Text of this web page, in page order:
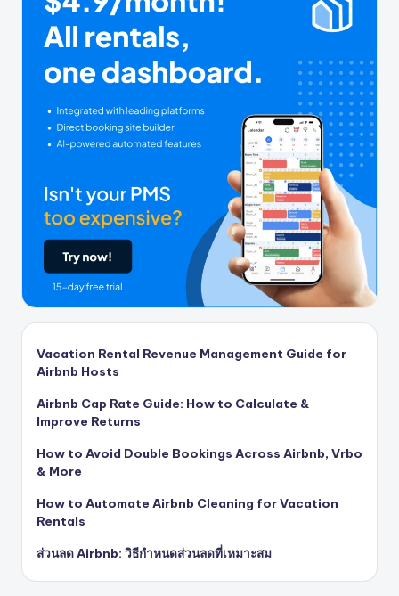
Vacation Rental Revenue Management Guide for
Airbnb Hosts
Airbnb Cap Rate Guide: How to Calculate &
Improve Returns
How to Avoid Double Bookings Across Airbnb, Vrbo
& More
How to Automate Airbnb Cleaning for Vacation
Rentals
ส่วนลด Airbnb: วิธีกำหนดส่วนลดที่เหมาะสม